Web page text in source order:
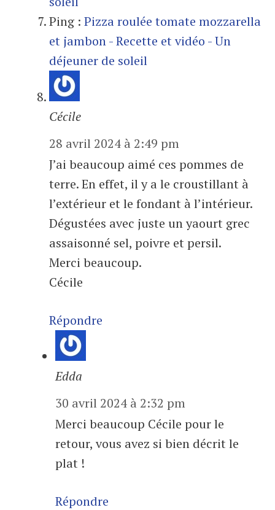
Ping : Pizza roulée tomate mozzarella
et jambon - Recette et vidéo - Un
déjeuner de soleil
Cécile
28 avril 2024 à 2:49 pm
J’ai beaucoup aimé ces pommes de
terre. En effet, il y a le croustillant à
l’extérieur et le fondant à l’intérieur.
Dégustées avec juste un yaourt grec
assaisonné sel, poivre et persil.
Merci beaucoup.
Cécile
Répondre
Edda
30 avril 2024 à 2:32 pm
Merci beaucoup Cécile pour le
retour, vous avez si bien décrit le
plat !
Répondre